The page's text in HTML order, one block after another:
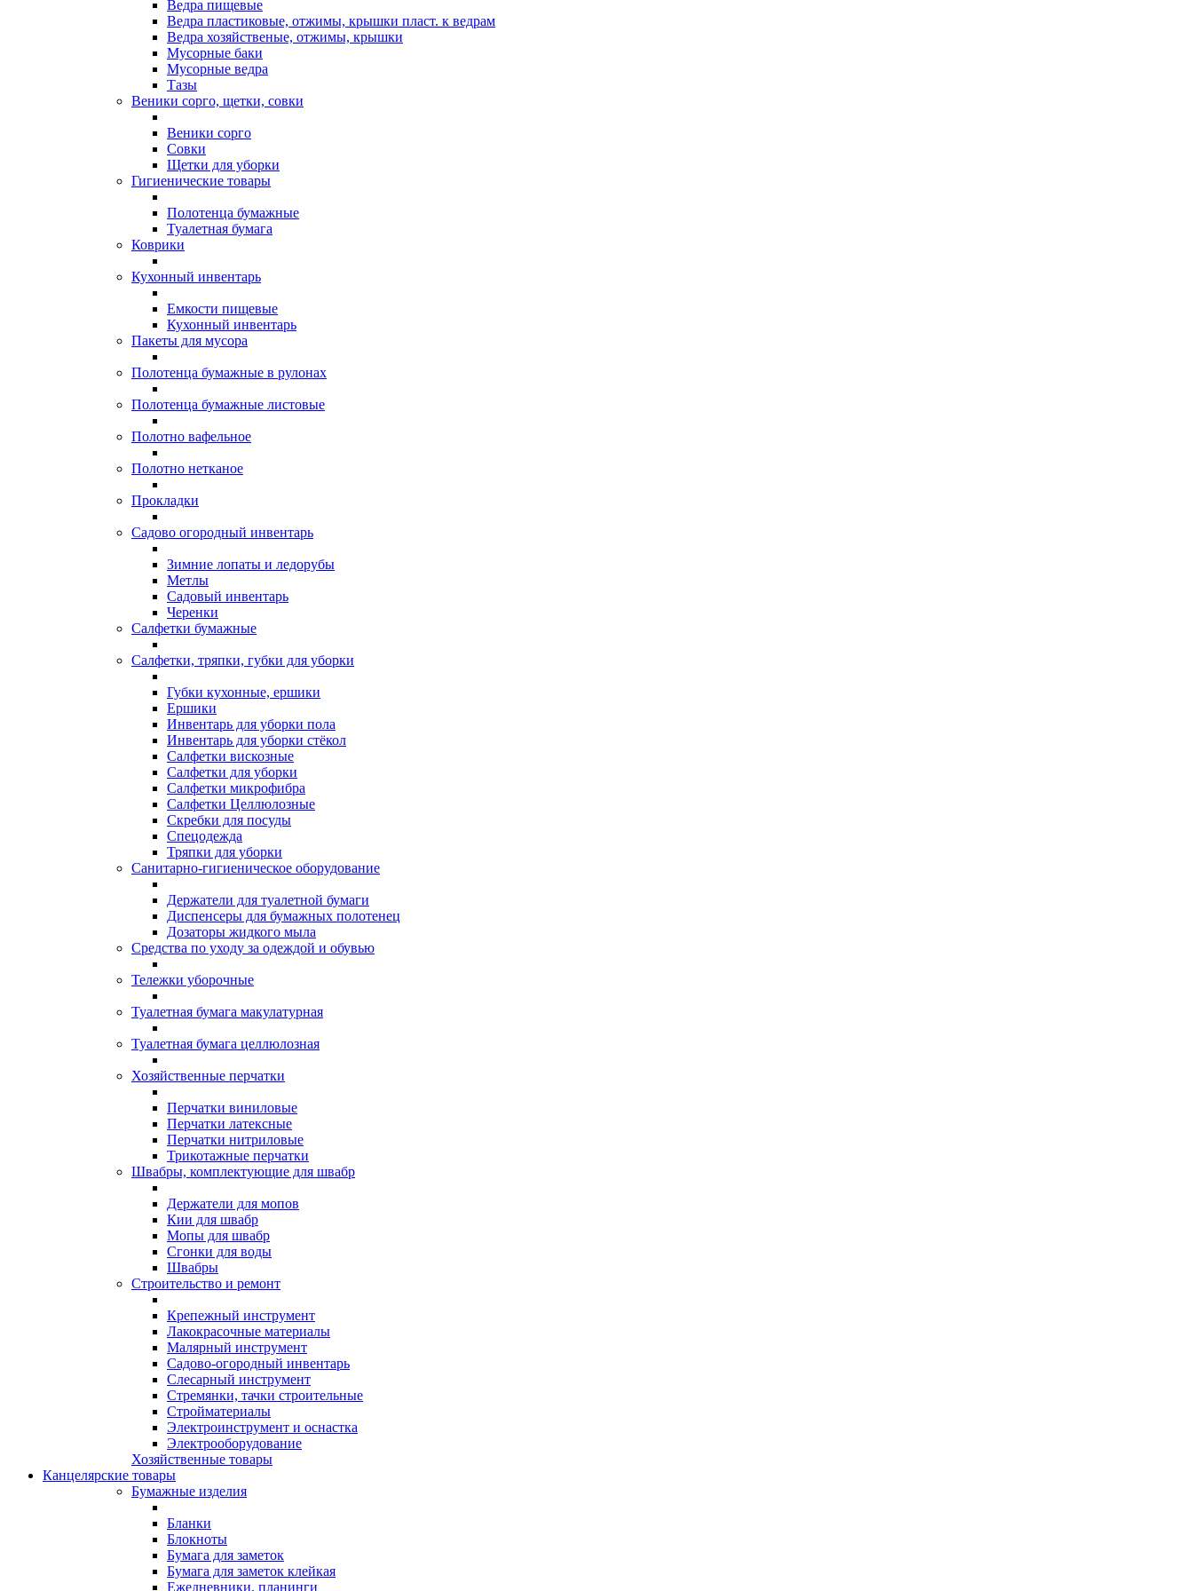
Ведра пищевые
Ведра пластиковые, отжимы, крышки пласт. к ведрам
Ведра хозяйственые, отжимы, крышки
Мусорные баки
Мусорные ведра
Тазы
Веники сорго, щетки, совки
Веники сорго
Совки
Щетки для уборки
Гигиенические товары
Полотенца бумажные
Туалетная бумага
Коврики
Кухонный инвентарь
Емкости пищевые
Кухонный инвентарь
Пакеты для мусора
Полотенца бумажные в рулонах
Полотенца бумажные листовые
Полотно вафельное
Полотно нетканое
Прокладки
Садово огородный инвентарь
Зимние лопаты и ледорубы
Метлы
Садовый инвентарь
Черенки
Салфетки бумажные
Салфетки, тряпки, губки для уборки
Губки кухонные, ершики
Ершики
Инвентарь для уборки пола
Инвентарь для уборки стёкол
Салфетки вискозные
Салфетки для уборки
Салфетки микрофибра
Салфетки Целлюлозные
Скребки для посуды
Спецодежда
Тряпки для уборки
Санитарно-гигиеническое оборудование
Держатели для туалетной бумаги
Диспенсеры для бумажных полотенец
Дозаторы жидкого мыла
Средства по уходу за одеждой и обувью
Тележки уборочные
Туалетная бумага макулатурная
Туалетная бумага целлюлозная
Хозяйственные перчатки
Перчатки виниловые
Перчатки латексные
Перчатки нитриловые
Трикотажные перчатки
Швабры, комплектующие для швабр
Держатели для мопов
Кии для швабр
Мопы для швабр
Сгонки для воды
Швабры
Строительство и ремонт
Крепежный инструмент
Лакокрасочные материалы
Малярный инструмент
Садово-огородный инвентарь
Слесарный инструмент
Стремянки, тачки строительные
Стройматериалы
Электроинструмент и оснастка
Электрооборудование
Хозяйственные товары
Канцелярские товары
Бумажные изделия
Бланки
Блокноты
Бумага для заметок
Бумага для заметок клейкая
Ежедневники, планинги